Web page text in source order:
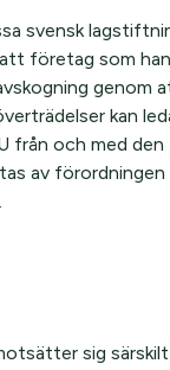
svensk
företag som
genom
kan
från och med
av
sig